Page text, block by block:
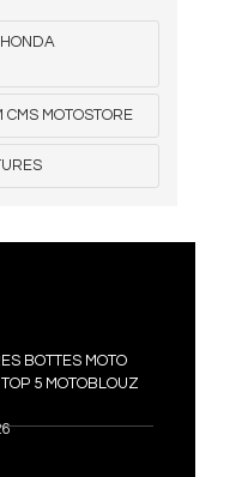
MOTOSTORE
BOTTES MOTO
TOP 5 MOTOBLOUZ